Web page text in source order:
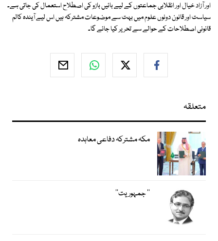
اور آزاد خیال اور انقلابی جماعتوں کے لیے بائیں بازو کی اصطلاح استعمال کی جاتی ہے۔
سیاست اور قانون دونوں علوم میں بہت سے موضوعات مشترکہ ہیں اس لیے آیندہ کالم
قانونی اصطلاحات کے حوالے سے تحریر کیا جائے گا۔
متعلقہ
مکہ مشترکہ دفاعی معاہدہ
’’ جمہوریت‘‘